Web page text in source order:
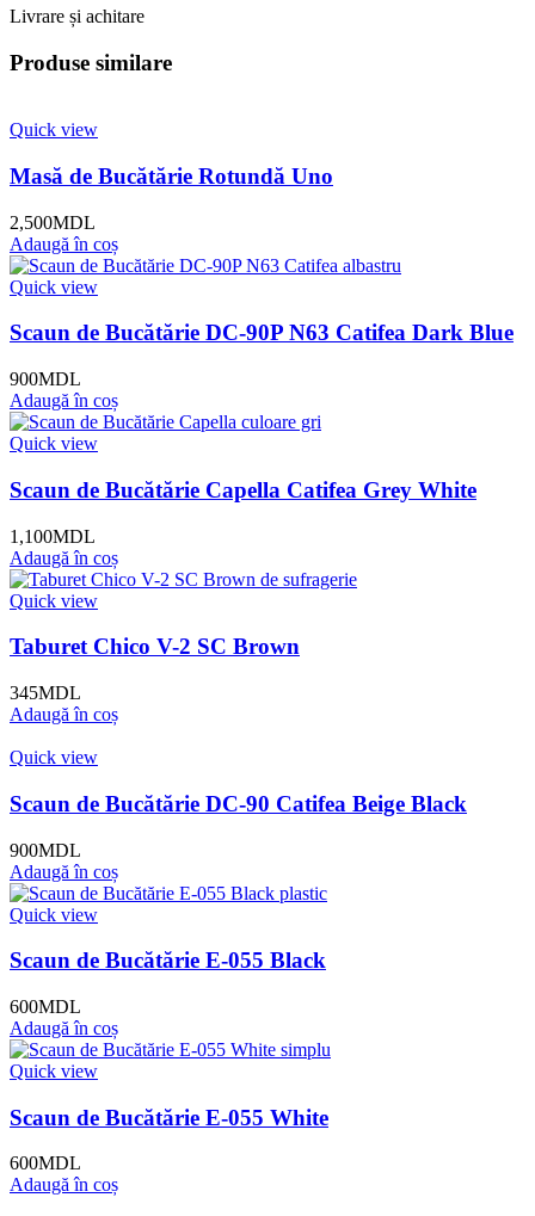
Livrare și achitare
Produse similare
Quick view
Masă de Bucătărie Rotundă Uno
2,500MDL
Adaugă în coș
Quick view
Scaun de Bucătărie DC-90P N63 Catifea Dark Blue
900MDL
Adaugă în coș
Quick view
Scaun de Bucătărie Capella Catifea Grey White
1,100MDL
Adaugă în coș
Quick view
Taburet Chico V-2 SC Brown
345MDL
Adaugă în coș
Quick view
Scaun de Bucătărie DC-90 Catifea Beige Black
900MDL
Adaugă în coș
Quick view
Scaun de Bucătărie E-055 Black
600MDL
Adaugă în coș
Quick view
Scaun de Bucătărie E-055 White
600MDL
Adaugă în coș